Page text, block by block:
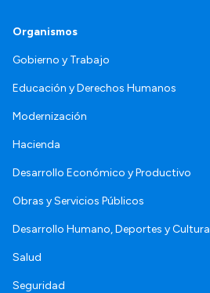
Organismos
Gobierno y Trabajo
Educación y Derechos Humanos
Modernización
Hacienda
Desarrollo Económico y Productivo
Obras y Servicios Públicos
Desarrollo Humano, Deportes y Cultura
Salud
Seguridad